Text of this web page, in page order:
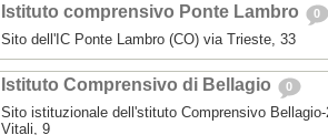
Istituto comprensivo Ponte Lambro 0
Sito dell'IC Ponte Lambro (CO) via Trieste, 33
Istituto Comprensivo di Bellagio 0
Sito istituzionale dell'stituto Comprensivo
Vitali, 9